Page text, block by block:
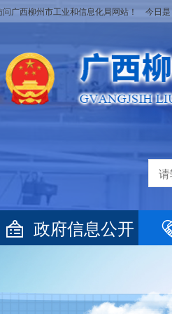
问广西柳州市工业和信息化局网站！ 今日
政府信息公开